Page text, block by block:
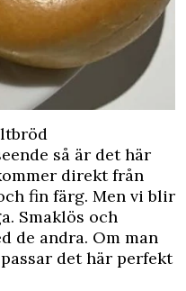
så är det här
direkt från
fin färg. Men vi blir
Smaklös och
de andra. Om man
det här perfekt